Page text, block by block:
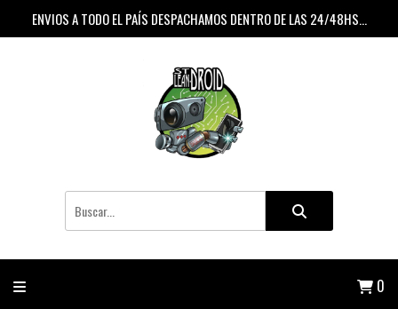
ENVIOS A TODO EL PAÍS DESPACHAMOS DENTRO DE LAS 24/48HS...
0